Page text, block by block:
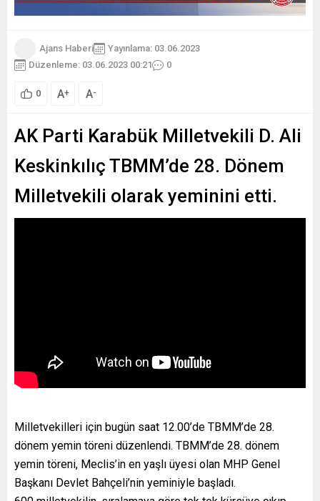
Ajans Haberi
Yayınlama: 03.06.2023
Düzenleme: 03.06.2023 00:21
0
0 A+ A-
AK Parti Karabük Milletvekili D. Ali
Keskinkılıç TBMM’de 28. Dönem
Milletvekili olarak yeminini etti.
Milletvekilleri için bugün saat 12.00’de TBMM’de 28.
dönem yemin töreni düzenlendi. TBMM’de 28. dönem
yemin töreni, Meclis’in en yaşlı üyesi olan MHP Genel
Başkanı Devlet Bahçeli’nin yeminiyle başladı.